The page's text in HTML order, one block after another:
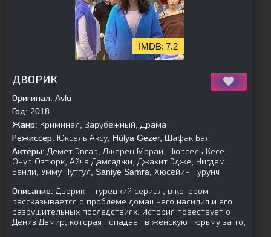
7.2
ДВОРИК
Оригинал: Avlu
Год: 2018
Жанр: Криминал, Зарубежный, Драма
Режиссер: Юксель Аксу, Hülya Gezer, Шафак Бал
Актёры: Демет Эвгар, Джерен Морай, Нюрсель Кёсе,
Онур Озтюрк, Айча Дамгаджи, Джахит Эдже, Чигдем
Бенли, Умму Путгул, Saniye Samra, Хюсейин Турунч
Описание: Дворик – турецкий сериал, в котором
рассказывается о проблеме домашнего насилия и его
разрушительных последствиях. История повествует о
Дениз Демир, которая попадает в женскую тюрьму за то,